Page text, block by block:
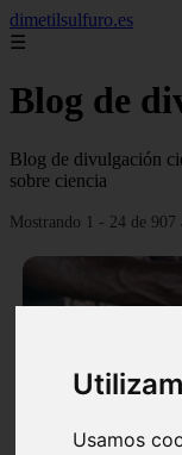
Usamos
dimetilsulfuro.es
☰
Blog de
Blog de divulgación
sobre ciencia
Mostrando 1 - 24 de 907